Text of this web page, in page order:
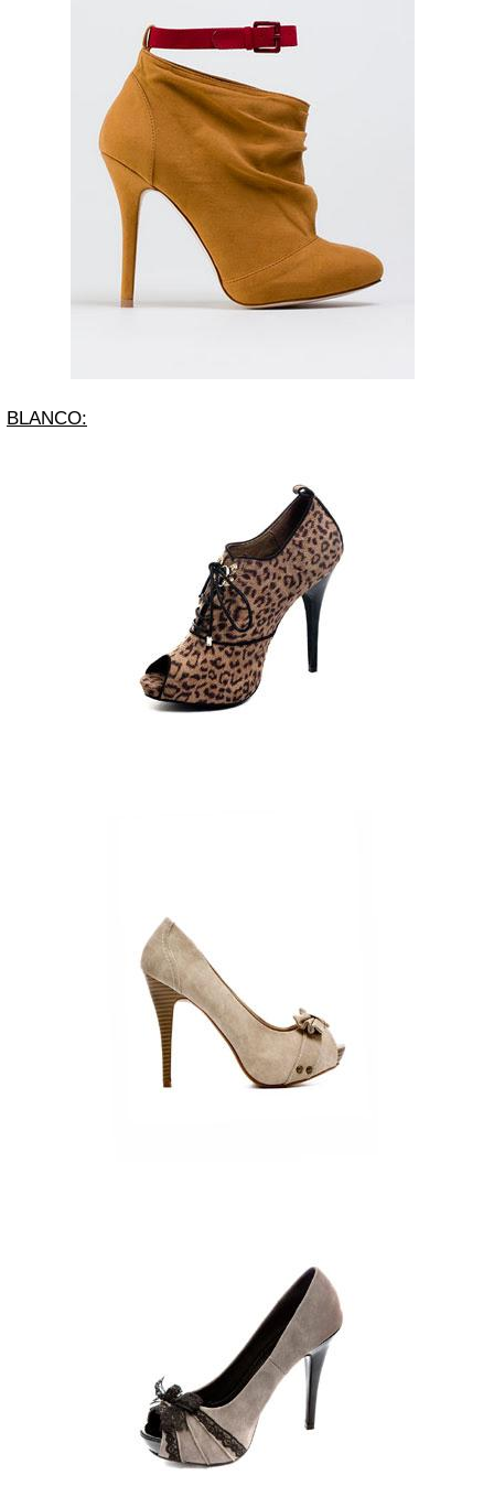
BLANCO: